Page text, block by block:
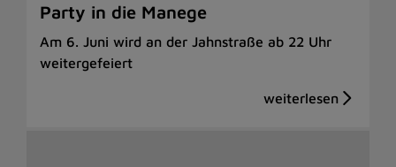
Party in die Manege
Am 6. Juni wird an der Jahnstraße ab 22 Uhr
weitergefeiert